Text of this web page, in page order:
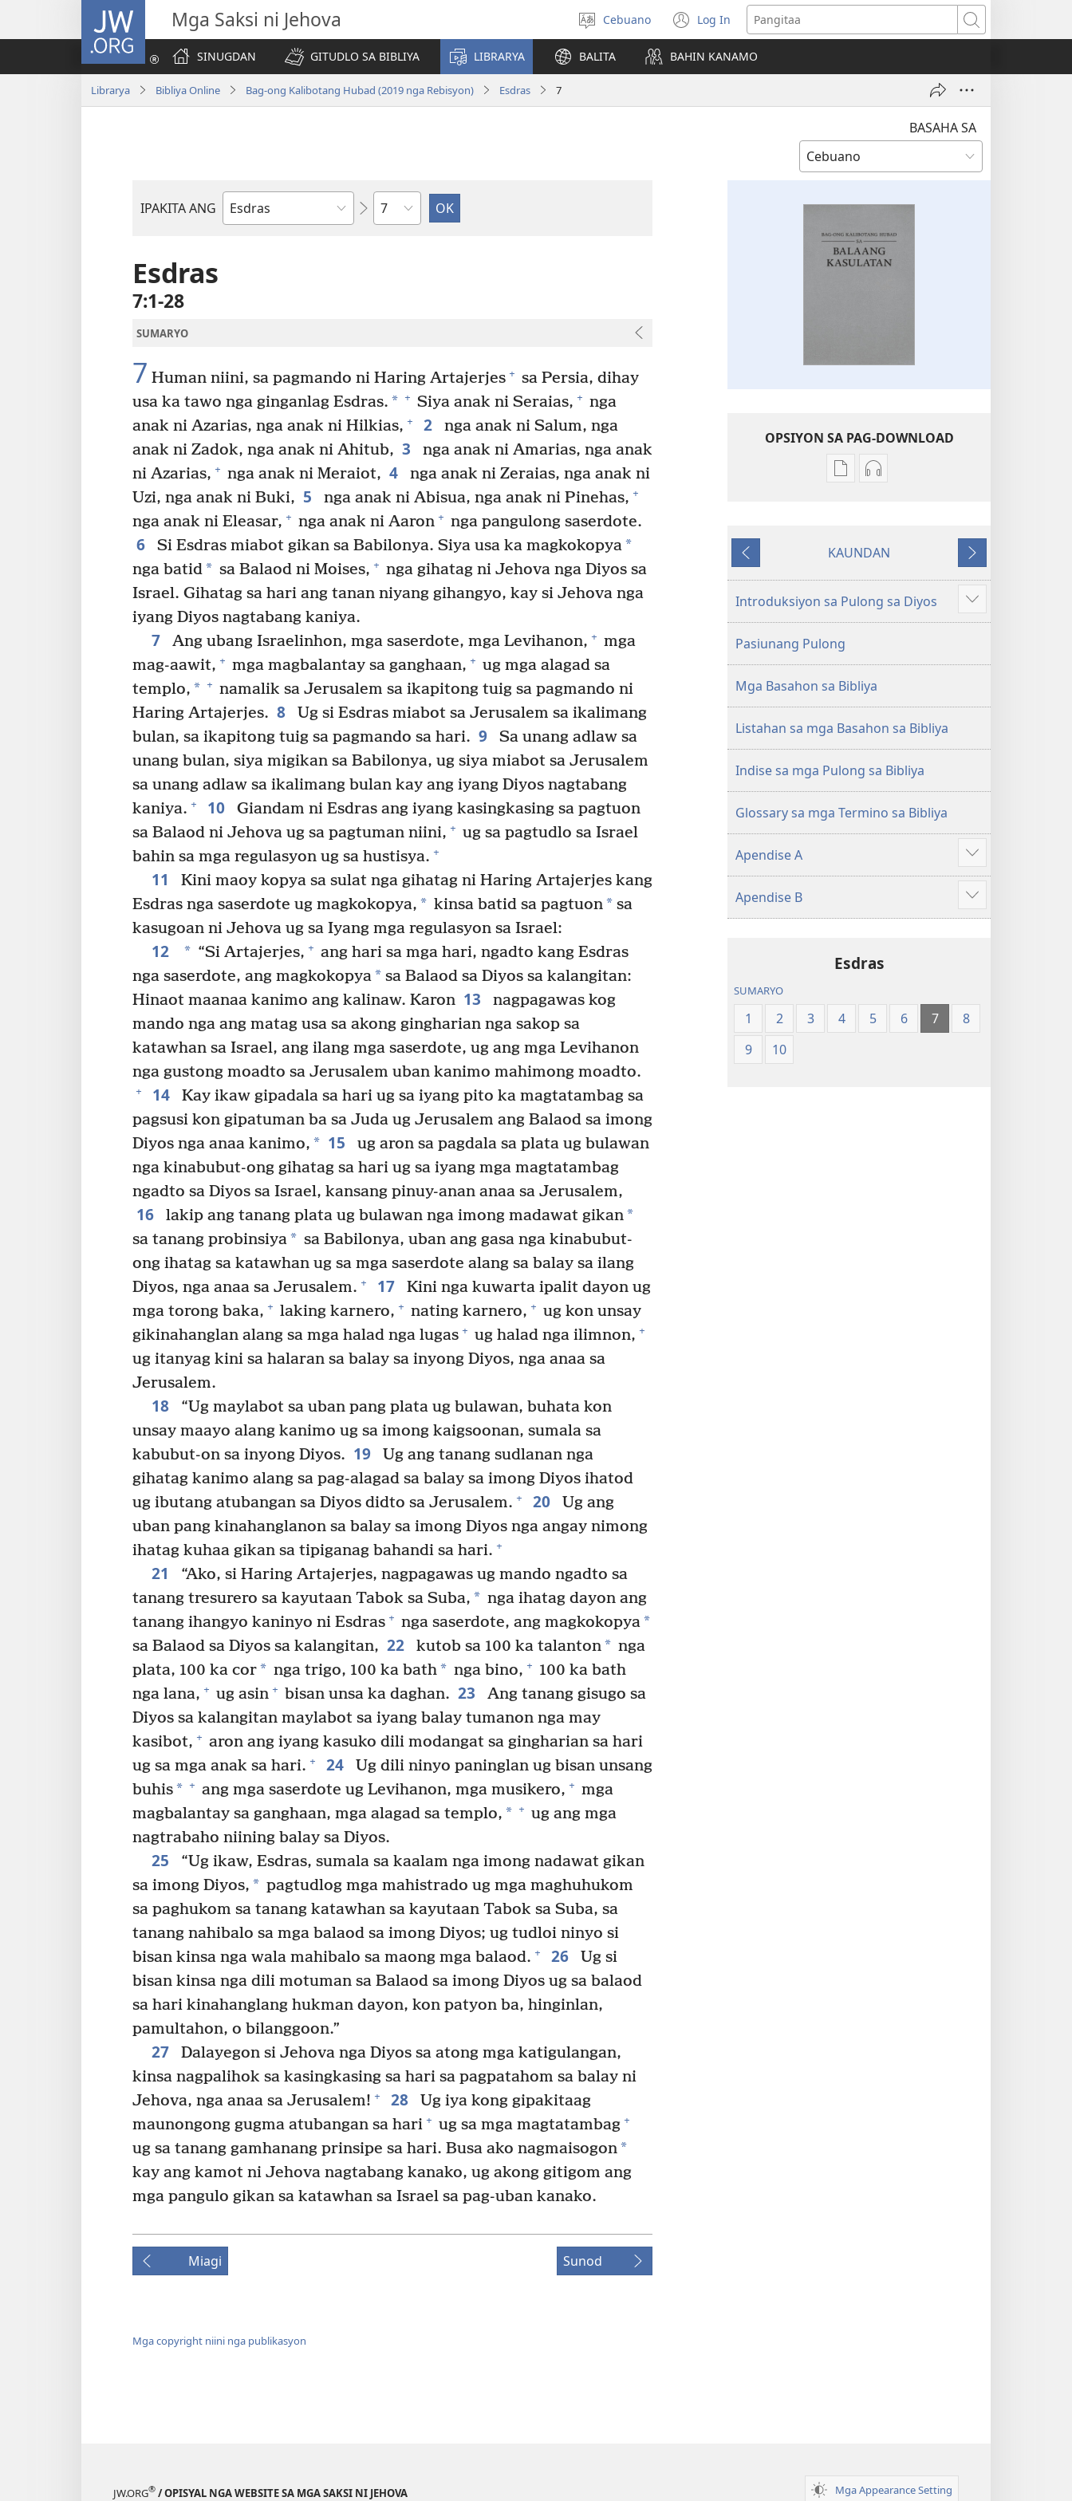
JW.ORG Mga Saksi ni Jehova
Pagpilig
pinulongan
Cebuano Log In
(mo-
open
ug
bag-
window)
Pangitaa
SINUGDAN
GITUDLO SA BIBLIYA LIBRARYA BALITA BAHIN KANAMO
Librarya Bibliya Online Bag-ong Kalibotang Hubad (2019 nga Rebisyon) Esdras 7
BASAHA SA
IPAKITA ANG
Basahon
Kapitulo
Esdras
7:1-28
SUMARYO
7 Human niini, sa pagmando ni Haring Artajerjes + sa Persia, dihay
usa ka tawo nga ginganlag Esdras. * + Siya anak ni Seraias, + nga
anak ni Azarias, nga anak ni Hilkias, + 2
nga anak ni Salum, nga
anak ni Zadok, nga anak ni Ahitub, 3
nga anak ni Amarias, nga anak
ni Azarias, + nga anak ni Meraiot, 4
nga anak ni Zeraias, nga anak ni
Uzi, nga anak ni Buki, 5 nga anak ni Abisua, nga anak ni Pinehas, +
nga anak ni Eleasar, + nga anak ni Aaron + nga pangulong saserdote.
6 Si Esdras miabot gikan sa Babilonya. Siya usa ka magkokopya*
nga batid* sa Balaod ni Moises, + nga gihatag ni Jehova nga Diyos sa
Israel. Gihatag sa hari ang tanan niyang gihangyo, kay si Jehova nga
iyang Diyos nagtabang kaniya.
7 Ang ubang Israelinhon, mga saserdote, mga Levihanon, + mga
mag-aawit, + mga magbalantay sa ganghaan, + ug mga alagad sa
templo, * + namalik sa Jerusalem sa ikapitong tuig sa pagmando ni
Haring Artajerjes. 8
Ug si Esdras miabot sa Jerusalem sa ikalimang
bulan, sa ikapitong tuig sa pagmando sa hari. 9
Sa unang adlaw sa
unang bulan, siya migikan sa Babilonya, ug siya miabot sa Jerusalem
sa unang adlaw sa ikalimang bulan kay ang iyang Diyos nagtabang
kaniya. + 10
Giandam ni Esdras ang iyang kasingkasing sa pagtuon
sa Balaod ni Jehova ug sa pagtuman niini, + ug sa pagtudlo sa Israel
bahin sa mga regulasyon ug sa hustisya. +
11
Kini maoy kopya sa sulat nga gihatag ni Haring Artajerjes kang
Esdras nga saserdote ug magkokopya, * kinsa batid sa pagtuon* sa
kasugoan ni Jehova ug sa Iyang mga regulasyon sa Israel:
12 * “Si Artajerjes, + ang hari sa mga hari, ngadto kang Esdras
nga saserdote, ang magkokopya* sa Balaod sa Diyos sa kalangitan:
Hinaot maanaa kanimo ang kalinaw. Karon 13
nagpagawas kog
mando nga ang matag usa sa akong gingharian nga sakop sa
katawhan sa Israel, ang ilang mga saserdote, ug ang mga Levihanon
nga gustong moadto sa Jerusalem uban kanimo mahimong moadto.
+ 14
Kay ikaw gipadala sa hari ug sa iyang pito ka magtatambag sa
pagsusi kon gipatuman ba sa Juda ug Jerusalem ang Balaod sa imong
Diyos nga anaa kanimo, * 15
ug aron sa pagdala sa plata ug bulawan
nga kinabubut-ong gihatag sa hari ug sa iyang mga magtatambag
ngadto sa Diyos sa Israel, kansang pinuy-anan anaa sa Jerusalem,
16 lakip ang tanang plata ug bulawan nga imong madawat gikan*
sa tanang probinsiya* sa Babilonya, uban ang gasa nga kinabubut-
ong ihatag sa katawhan ug sa mga saserdote alang sa balay sa ilang
Diyos, nga anaa sa Jerusalem. + 17
Kini nga kuwarta ipalit dayon ug
mga torong baka, + laking karnero, + nating karnero, + ug kon unsay
gikinahanglan alang sa mga halad nga lugas + ug halad nga ilimnon, +
ug itanyag kini sa halaran sa balay sa inyong Diyos, nga anaa sa
Jerusalem.
18
“Ug maylabot sa uban pang plata ug bulawan, buhata kon
unsay maayo alang kanimo ug sa imong kaigsoonan, sumala sa
kabubut-on sa inyong Diyos. 19
Ug ang tanang sudlanan nga
gihatag kanimo alang sa pag-alagad sa balay sa imong Diyos ihatod
ug ibutang atubangan sa Diyos didto sa Jerusalem. + 20
Ug ang
uban pang kinahanglanon sa balay sa imong Diyos nga angay nimong
ihatag kuhaa gikan sa tipiganag bahandi sa hari. +
21
“Ako, si Haring Artajerjes, nagpagawas ug mando ngadto sa
tanang tresurero sa kayutaan Tabok sa Suba, * nga ihatag dayon ang
tanang ihangyo kaninyo ni Esdras + nga saserdote, ang magkokopya*
sa Balaod sa Diyos sa kalangitan, 22 kutob sa 100 ka talanton* nga
plata, 100 ka cor* nga trigo, 100 ka bath* nga bino, + 100 ka bath
nga lana, + ug asin + bisan unsa ka daghan. 23
Ang tanang gisugo sa
Diyos sa kalangitan maylabot sa iyang balay tumanon nga may
kasibot, + aron ang iyang kasuko dili modangat sa gingharian sa hari
ug sa mga anak sa hari. + 24
Ug dili ninyo paninglan ug bisan unsang
buhis* + ang mga saserdote ug Levihanon, mga musikero, + mga
magbalantay sa ganghaan, mga alagad sa templo, * + ug ang mga
nagtrabaho niining balay sa Diyos.
25
“Ug ikaw, Esdras, sumala sa kaalam nga imong nadawat gikan
sa imong Diyos, * pagtudlog mga mahistrado ug mga maghuhukom
sa paghukom sa tanang katawhan sa kayutaan Tabok sa Suba, sa
tanang nahibalo sa mga balaod sa imong Diyos; ug tudloi ninyo si
bisan kinsa nga wala mahibalo sa maong mga balaod. + 26
Ug si
bisan kinsa nga dili motuman sa Balaod sa imong Diyos ug sa balaod
sa hari kinahanglang hukman dayon, kon patyon ba, hinginlan,
pamultahon, o bilanggoon.”
27
Dalayegon si Jehova nga Diyos sa atong mga katigulangan,
kinsa nagpalihok sa kasingkasing sa hari sa pagpatahom sa balay ni
Jehova, nga anaa sa Jerusalem! + 28
Ug iya kong gipakitaag
maunongong gugma atubangan sa hari + ug sa mga magtatambag +
ug sa tanang gamhanang prinsipe sa hari. Busa ako nagmaisogon*
kay ang kamot ni Jehova nagtabang kanako, ug akong gitigom ang
mga pangulo gikan sa katawhan sa Israel sa pag-uban kanako.
Miagi Sunod
Mga copyright niini nga publikasyon
OPSIYON SA PAG-DOWNLOAD
Opsiyon
sa
Bag-
ong
Hubad
sa
Balaang
Kasulatan
(Gihubad
Gikan
sa
2013
Rebisadong
New
Translation
the
Holy
Opsiyon
sa
ong
sa
Balaang
Kasulatan
(Gihubad
Gikan
sa
Rebisadong
New
Translation
the
Holy
Miagi
KAUNDAN
Sunod
Introduksiyon sa Pulong sa Diyos
Ipakita
ang
pa
Pasiunang Pulong
Mga Basahon sa Bibliya
Listahan sa mga Basahon sa Bibliya
Indise sa mga Pulong sa Bibliya
Glossary sa mga Termino sa Bibliya
Apendise A
Ipakita
ang
uban
pa
Apendise B
Ipakita
ang
Esdras
SUMARYO
1 2 3 4 5 6 7
8
9
10
JW.ORG® / OPISYAL NGA WEBSITE SA MGA SAKSI NI JEHOVA Mga Appearance Setting